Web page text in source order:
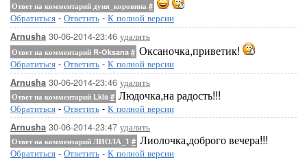
[показать] [401x500]
[444x444]
Ответ на комментарий дуня_коровина #
Обратиться - Ответить - К полной версии
Arnusha 30-06-2014-23:46 удалить
Ответ на комментарий R-Oksana # Оксаночка,приветик!
Обратиться - Ответить - К полной версии
Arnusha 30-06-2014-23:46 удалить
Ответ на комментарий Lkis # Людочка,на радость!!!
Обратиться - Ответить - К полной версии
Arnusha 30-06-2014-23:47 удалить
Ответ на комментарий ЛИОЛА_1 # Лиолочка,доброго вечера!!!
Обратиться - Ответить - К полной версии